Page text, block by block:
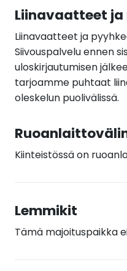
Liinavaatteet
Liinavaatteet ja
Siivouspalvelu ennen
uloskirjautumisen
tarjoamme puhtaat
oleskelun puolivälissä.
Kiinteistössä on
Lemmikit
Tämä majoituspaikka